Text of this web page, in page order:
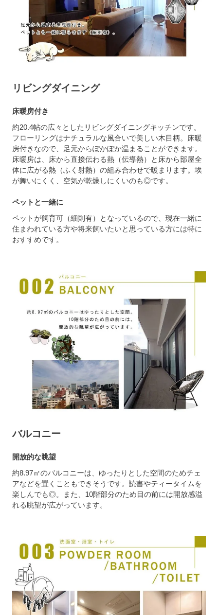
リビングダイニング
床暖房付き
約20.4帖の広々としたリビングダイニングキッチンです。
フローリングはナチュラルな風合いで美しい木目柄。床暖
房付きなので、足元からぽかぽか温まることができます。
床暖房は、床から直接伝わる熱（伝導熱）と床から部屋全
体に広がる熱（ふく射熱）の組み合わせで暖まります。埃
が舞いにくく、空気が乾燥しにくいのも◎です。
ペットと一緒に
ペットが飼育可（細則有）となっているので、現在一緒に
住まわれている方や将来飼いたいと思っている方には特に
おすすめです。
バルコニー
開放的な眺望
約8.97㎡のバルコニーは、ゆったりとした空間のためチェ
アなどを置くこともできそうです。読書やティータイムを
楽しんでも◎。また、10階部分のため目の前には開放感溢
れる眺望が広がっています。